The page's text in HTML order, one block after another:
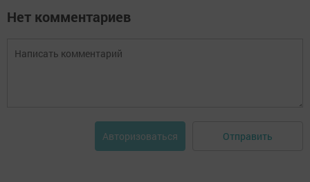
Нет комментариев
Авторизоваться Отправить